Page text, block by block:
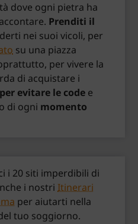
dove ogni pietra ha
Prenditi il
nei suoi vicoli, per
su una piazza
per vivere la
di acquistare i
per evitare le code e
di ogni momento
i 20 siti imperdibili di
i nostriItinerari
per aiutarti nella
tuo soggiorno.